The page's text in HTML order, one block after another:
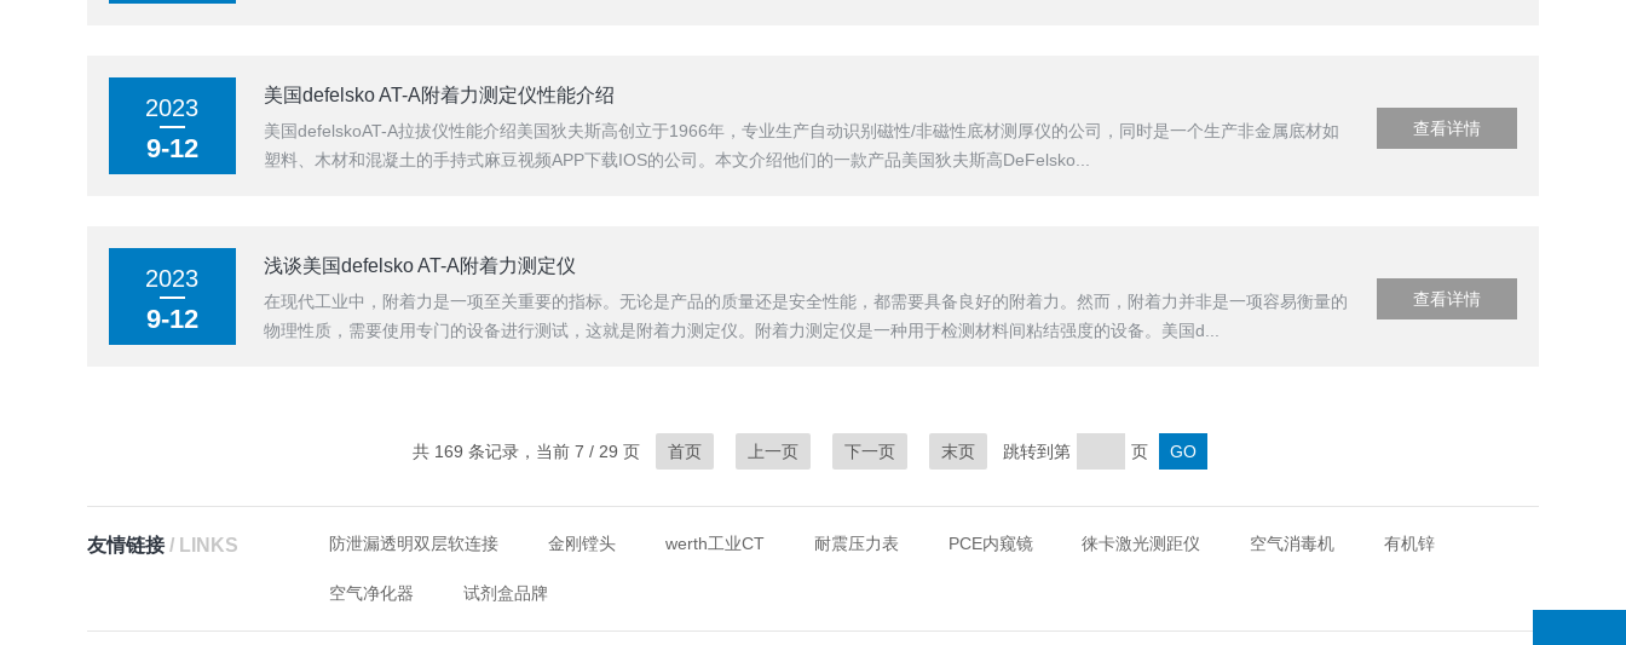
2023
9-12
美国defelsko AT-A附着力测定仪性能介绍
美国defelskoAT-A拉拔仪性能介绍美国狄夫斯高创立于1966年，专业生产自动识别磁性/非磁性底材测厚仪的公司，同时是一个生产非金属底材如
塑料、木材和混凝土的手持式麻豆视频APP下载IOS的公司。本文介绍他们的一款产品美国狄夫斯高DeFelsko...
查看详情
2023
9-12
浅谈美国defelsko AT-A附着力测定仪
在现代工业中，附着力是一项至关重要的指标。无论是产品的质量还是安全性能，都需要具备良好的附着力。然而，附着力并非是一项容易衡量的
物理性质，需要使用专门的设备进行测试，这就是附着力测定仪。附着力测定仪是一种用于检测材料间粘结强度的设备。美国d...
查看详情
共 169 条记录，当前 7 / 29 页 首页 上一页 下一页 末页 跳转到第 页
友情链接/ LINKS 防泄漏透明双层软连接 金刚镗头 werth工业CT 耐震压力表 PCE内窥镜 徕卡激光测距仪 空气消毒机 有机锌
空气净化器 试剂盒品牌